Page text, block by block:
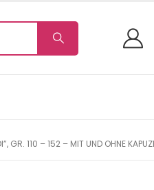
GR. 110 – 152 – MIT UND OHNE